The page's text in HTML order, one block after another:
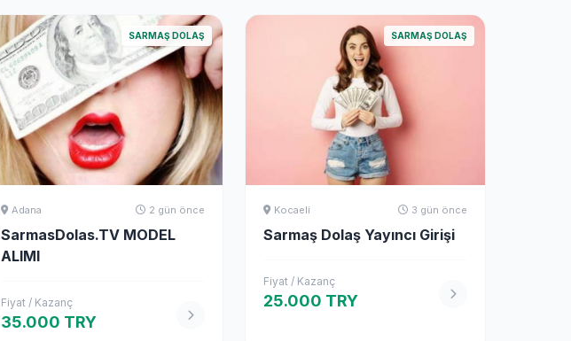
SARMAŞ DOLAŞ
Adana 2 gün önce
SarmasDolas.TV MODEL
ALIMI
Fiyat / Kazanç
35.000 TRY
SARMAŞ DOLAŞ
Kocaeli 3 gün önce
Sarmaş Dolaş Yayıncı Girişi
Fiyat / Kazanç
25.000 TRY